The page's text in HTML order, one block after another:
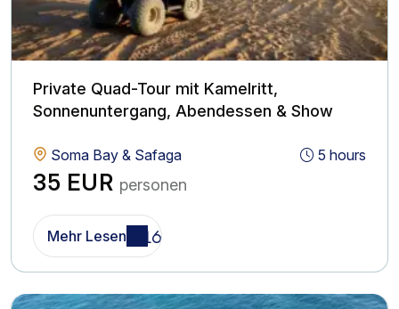
Private Quad-Tour mit Kamelritt,
Sonnenuntergang, Abendessen & Show
Soma Bay & Safaga 5 hours
35 EUR personen
Mehr Lesen